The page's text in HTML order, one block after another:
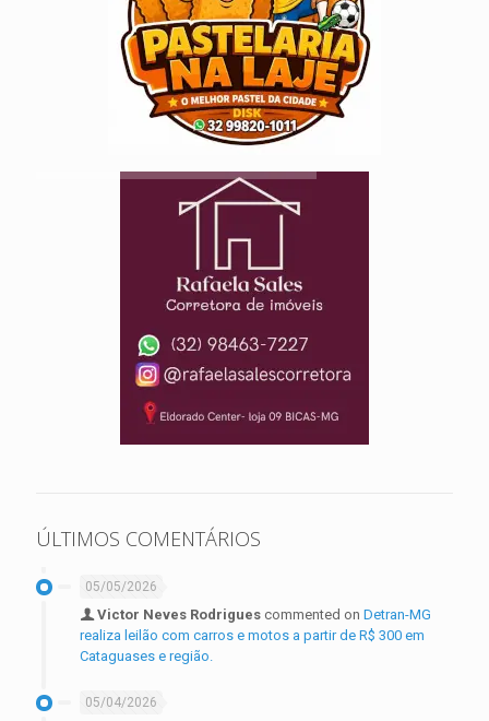
ÚLTIMOS COMENTÁRIOS
05/05/2026
Victor Neves Rodrigues commented on Detran-MG
realiza leilão com carros e motos a partir de R$ 300 em
Cataguases e região.
05/04/2026